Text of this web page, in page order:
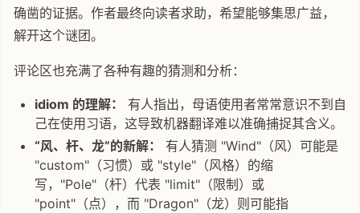
确凿的证据。作者最终向读者求助，希望能够集思广益，
解开这个谜团。
评论区也充满了各种有趣的猜测和分析：
idiom 的理解：
有人指出，母语使用者常常意识不到自
己在使用习语，这导致机器翻译难以准确捕捉其含义。
“风、杆、龙”的新解：
有人猜测 "Wind"（风）可能是
"custom"（习惯）或 "style"（风格）的缩
写，"Pole"（杆）代表 "limit"（限制）或
"point"（点），而 "Dragon"（龙）则可能指